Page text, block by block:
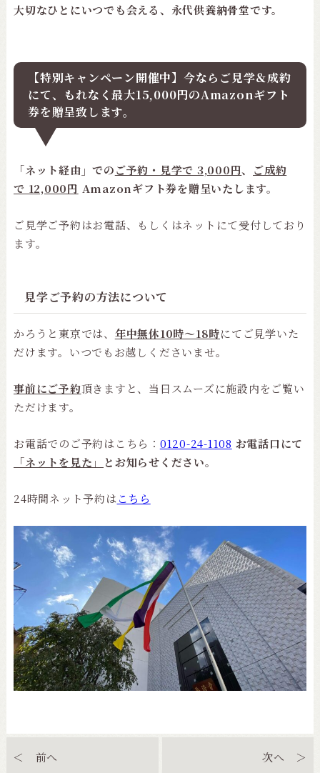
大切なひとにいつでも会える、永代供養納骨堂です。
【特別キャンペーン開催中】今ならご見学＆成約
にて、もれなく最大15,000円のAmazonギフト
券を贈呈致します。
「ネット経由」でのご予約・見学で 3,000円、 ご成約
で 12,000円 Amazonギフト券を贈呈いたします。
ご見学ご予約はお電話、もしくはネットにて受付しており
ます。
見学ご予約の方法について
かろうと東京では、 年中無休10時〜18時にてご見学いた
だけます。いつでもお越しくださいませ。
事前にご予約頂きますと、当日スムーズに施設内をご覧い
ただけます。
お電話でのご予約はこちら： 0120-24-1108 お電話口にて
「ネットを見た」
とお知らせください。
24時間ネット予約はこちら
＜ 前へ 次へ ＞